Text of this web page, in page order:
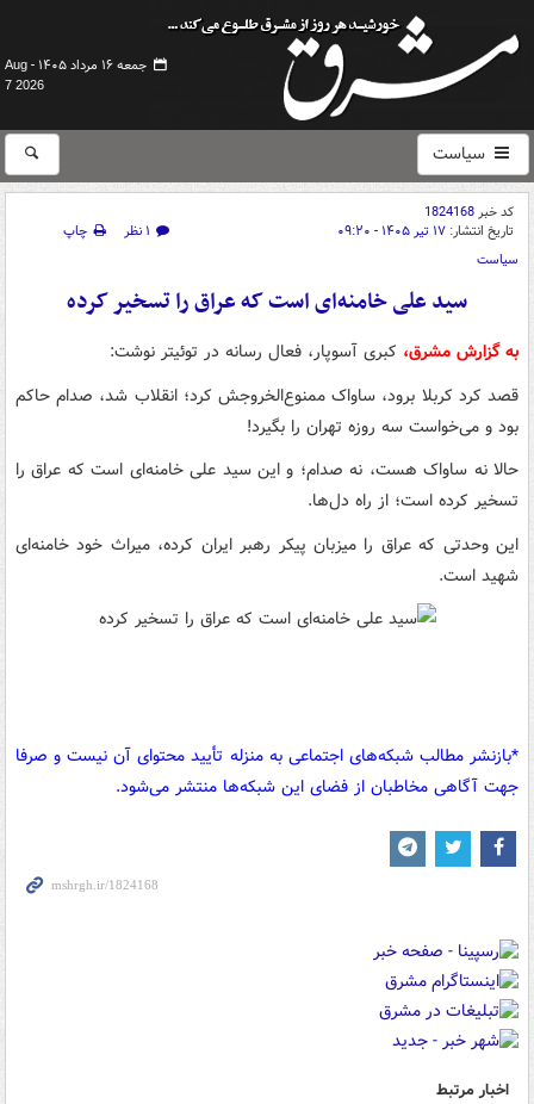
جمعه ۱۶ مرداد ۱۴۰۵ -
Aug
7 2026
سیاست
کد خبر1824168
تاریخ انتشار: ۱۷ تیر ۱۴۰۵ - ۰۹:۲۰ ۱ نظر
چاپ
سیاست
سید علی خامنه‌ای است که عراق را تسخیر کرده
به گزارش مشرق، کبری آسوپار، فعال رسانه در توئیتر نوشت:
قصد کرد کربلا برود، ساواک ممنوع‌الخروجش کرد؛ انقلاب شد، صدام حاکم
بود و می‌خواست سه روزه تهران را بگیرد!
حالا نه ساواک هست، نه صدام؛ و این سید علی خامنه‌ای است که عراق را
تسخیر کرده است؛ از راه دل‌ها.
این وحدتی که عراق را میزبان پیکر رهبر ایران کرده، میراث خود خامنه‌ای
شهید است‌.
*بازنشر مطالب شبکه‌های اجتماعی به منزله تأیید محتوای آن نیست و صرفا
جهت آگاهی مخاطبان از فضای این شبکه‌ها منتشر می‌شود.
اخبار مرتبط